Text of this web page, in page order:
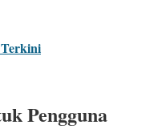
Pengguna